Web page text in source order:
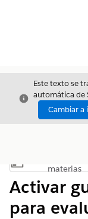
Cerrar
Este texto se
automática de
Cambiar a
Mostrar
materias
Activar
para